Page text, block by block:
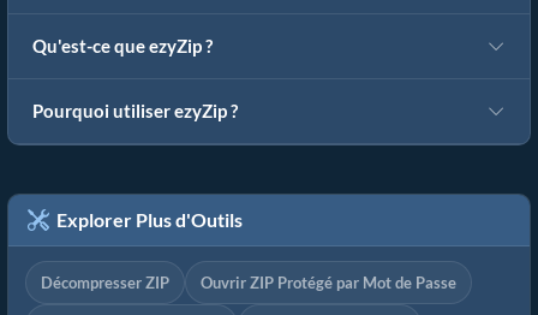
Qu'est-ce que ezyZip ?
Pourquoi utiliser ezyZip ?
Explorer Plus d'Outils
Décompresser ZIP Ouvrir ZIP Protégé par Mot de Passe